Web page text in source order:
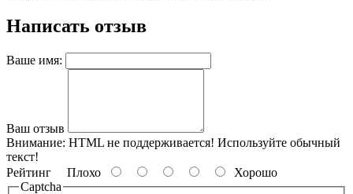
Написать отзыв
Ваше имя:
Ваш отзыв
Внимание: HTML не поддерживается! Используйте обычный
текст!
Рейтинг Плохо
Хорошо
Captcha